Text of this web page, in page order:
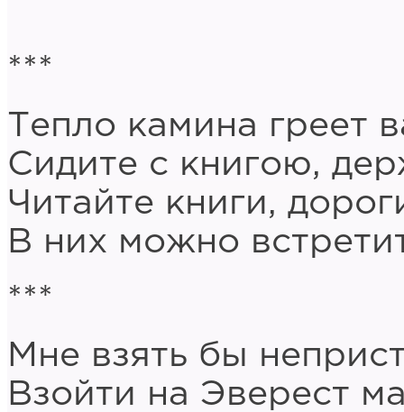
***
Тепло камина греет
Сидите с книгою,
Читайте книги,
В них можно
***
Мне взять бы
Взойти на Эверест